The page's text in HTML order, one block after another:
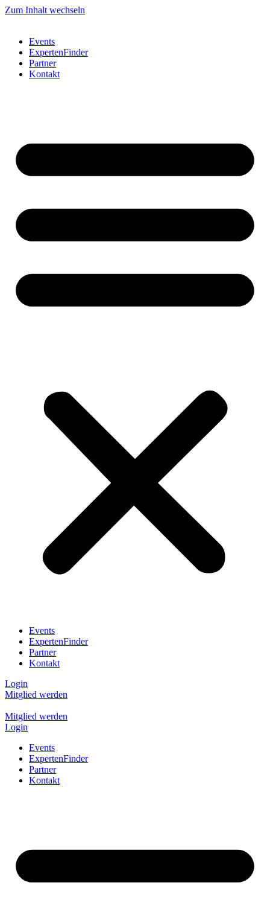
Zum Inhalt wechseln
Events
ExpertenFinder
Partner
Kontakt
Events
ExpertenFinder
Partner
Kontakt
Login
Mitglied werden
Mitglied werden
Login
Events
ExpertenFinder
Partner
Kontakt